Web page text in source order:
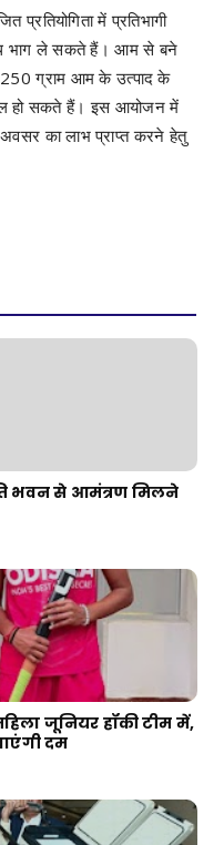
में प्रतिभागी
भाग ले सकते हैं। आम से बने
250 ग्राम आम के उत्पाद के
हो सकते हैं। इस आयोजन में
का लाभ प्राप्त करने हेतु
भवन से आमंत्रण मिलने
जूनियर हॉकी टीम में,
दम